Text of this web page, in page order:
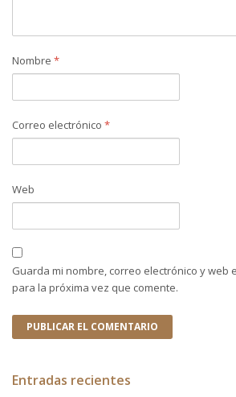
Nombre *
Correo electrónico *
Web
Guarda mi nombre, correo electrónico y web
para la próxima vez que comente.
Entradas recientes